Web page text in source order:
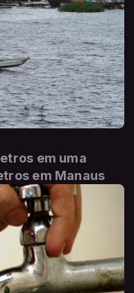
em uma
em Manaus